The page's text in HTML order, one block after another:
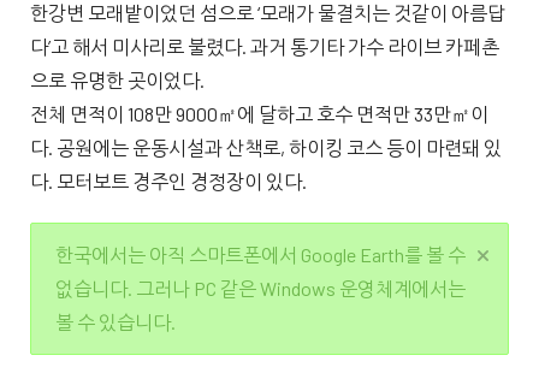
한강변 모래밭이었던 섬으로 ‘모래가 물결치는 것같이 아름답
다’고 해서 미사리로 불렸다. 과거 통기타 가수 라이브 카페촌
으로 유명한 곳이었다.
전체 면적이 108만 9000㎡에 달하고 호수 면적만 33만㎡이
다. 공원에는 운동시설과 산책로, 하이킹 코스 등이 마련돼 있
다. 모터보트 경주인 경정장이 있다.
한국에서는 아직 스마트폰에서 Google Earth를 볼 수
없습니다. 그러나 PC 같은 Windows 운영체계에서는
볼 수 있습니다.